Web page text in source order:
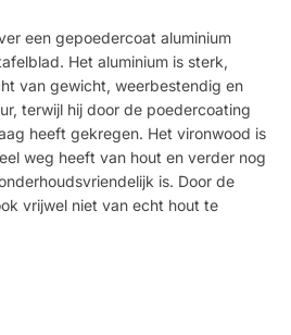
een gepoedercoat aluminium
Het aluminium is sterk,
van gewicht, weerbestendig en
terwijl hij door de poedercoating
heeft gekregen. Het vironwood is
weg heeft van hout en verder nog
is. Door de
vrijwel niet van echt hout te